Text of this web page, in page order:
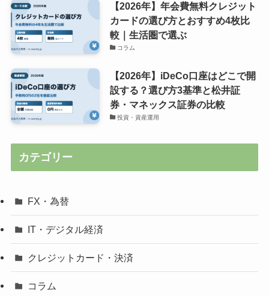
【2026年】年会費無料クレジット
カードの選び方とおすすめ4枚比
較｜生活圏で選ぶ
コラム
【2026年】iDeCo口座はどこで開
設する？選び方3基準と松井証
券・マネックス証券の比較
投資・資産運用
カテゴリー
FX・為替
IT・デジタル経済
クレジットカード・決済
コラム